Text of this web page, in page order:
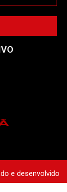
e desenvolvido